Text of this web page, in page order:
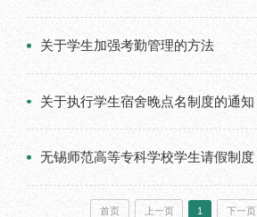
关于学生加强考勤管理的方法
关于执行学生宿舍晚点名制度的通知
无锡师范高等专科学校学生请假制度
首页 上一页 1 下一页